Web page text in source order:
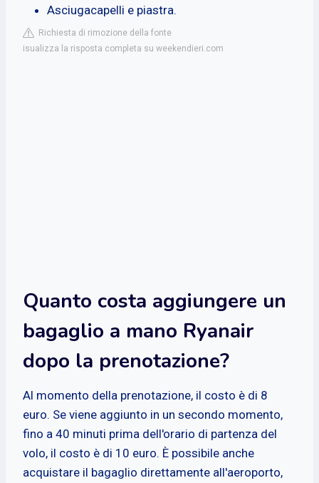
Asciugacapelli e piastra.
Richiesta di rimozione della fonte
isualizza la risposta completa su weekendieri.com
Quanto costa aggiungere un
bagaglio a mano Ryanair
dopo la prenotazione?
Al momento della prenotazione, il costo è di 8
euro. Se viene aggiunto in un secondo momento,
fino a 40 minuti prima dell'orario di partenza del
volo, il costo è di 10 euro. È possibile anche
acquistare il bagaglio direttamente all'aeroporto,